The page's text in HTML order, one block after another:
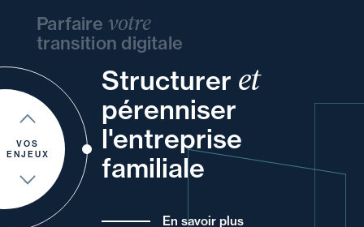
VOS
ENJEUX
Parfaire votre
transition digitale
Structurer et
pérenniser
l'entreprise
familiale
En savoir plus
à
et
de vos
ouvotre
pour
et
vos
vos
et
de
un